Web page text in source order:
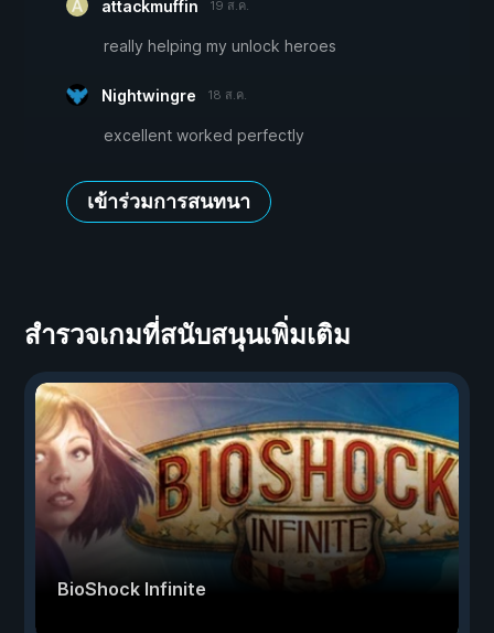
attackmuffin 19 ส.ค.
really helping my unlock heroes
Nightwingre 18 ส.ค.
excellent worked perfectly
เข้าร่วมการสนทนา
สำรวจเกมที่สนับสนุนเพิ่มเติม
BioShock Infinite